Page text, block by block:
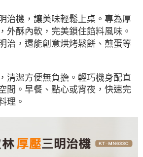
治機，讓美味輕鬆上桌。專為厚
外酥內軟，完美鎖住餡料風味。
治，還能創意烘烤鬆餅、煎蛋等
清潔方便無負擔。輕巧機身配直
間。早餐、點心或宵夜，快速完
理。